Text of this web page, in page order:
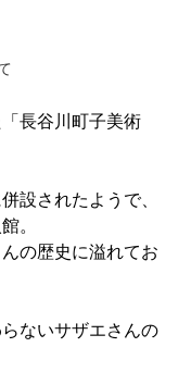
長谷川町子美術
設されたようで、
。
の歴史に溢れてお
ないサザエさんの